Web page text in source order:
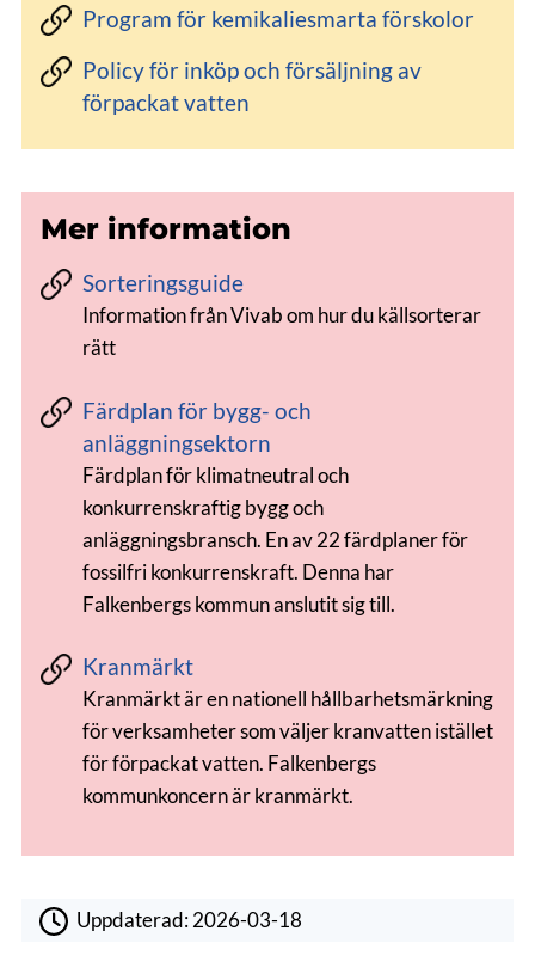
Program för kemikaliesmarta förskolor
Policy för inköp och försäljning av
förpackat vatten
Mer information
Sorteringsguide
Information från Vivab om hur du källsorterar
rätt
Färdplan för bygg- och
anläggningsektorn
Färdplan för klimatneutral och
konkurrenskraftig bygg och
anläggningsbransch. En av 22 färdplaner för
fossilfri konkurrenskraft. Denna har
Falkenbergs kommun anslutit sig till.
Kranmärkt
Kranmärkt är en nationell hållbarhetsmärkning
för verksamheter som väljer kranvatten istället
för förpackat vatten. Falkenbergs
kommunkoncern är kranmärkt.
Uppdaterad:2026-03-18